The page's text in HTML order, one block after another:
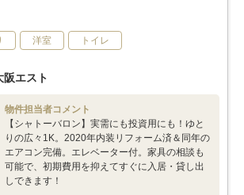
洋室 トイレ
エスト
物件担当者コメント
【シャトーバロン】実需にも投資用にも！ゆと
りの広々1K。2020年内装リフォーム済＆同年の
エアコン完備。エレベーター付。家具の相談も
可能で、初期費用を抑えてすぐに入居・貸し出
しできます！